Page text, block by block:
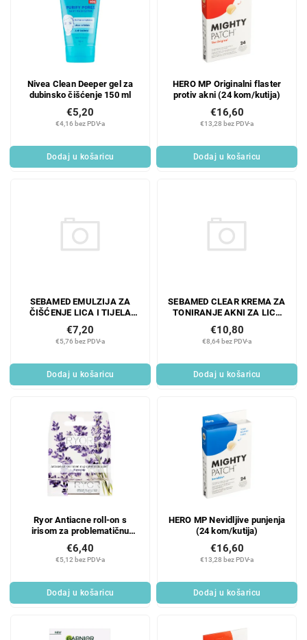
Nivea Clean Deeper gel za
dubinsko čišćenje 150 ml
€4,16 bez PDV-a
€5,20
Dodaj u košaricu
HERO MP Originalni flaster
protiv akni (24 kom/kutija)
€13,28 bez PDV-a
€16,60
Dodaj u košaricu
SEBAMED EMULZIJA ZA
ČIŠĆENJE LICA I TIJELA
200 ml
€5,76 bez PDV-a
€7,20
Dodaj u košaricu
SEBAMED CLEAR KREMA ZA
TONIRANJE AKNI ZA LICE
10 ml
€8,64 bez PDV-a
€10,80
Dodaj u košaricu
Ryor Antiacne roll-on s
irisom za problematičnu
kožu 5 ml
€5,12 bez PDV-a
€6,40
Dodaj u košaricu
HERO MP Nevidljive punjenja
(24 kom/kutija)
€13,28 bez PDV-a
€16,60
Dodaj u košaricu